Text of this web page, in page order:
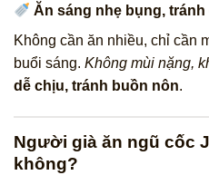
Ăn sáng nhẹ bụng, tránh
Không cần ăn nhiều, chỉ cần
buổi sáng. Không mùi nặng,
dễ chịu, tránh buồn nôn.
Người già ăn ngũ cốc
không?